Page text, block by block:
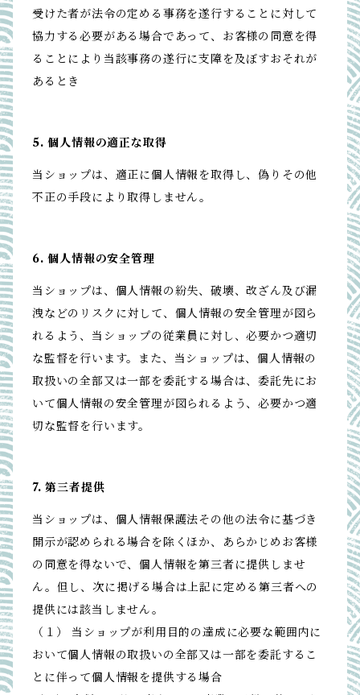
受けた者が法令の定める事務を遂行することに対して
協力する必要がある場合であって、お客様の同意を得
ることにより当該事務の遂行に支障を及ぼすおそれが
あるとき
5. 個人情報の適正な取得
当ショップは、適正に個人情報を取得し、偽りその他
不正の手段により取得しません。
6. 個人情報の安全管理
当ショップは、個人情報の紛失、破壊、改ざん及び漏
洩などのリスクに対して、個人情報の安全管理が図ら
れるよう、当ショップの従業員に対し、必要かつ適切
な監督を行います。また、当ショップは、個人情報の
取扱いの全部又は一部を委託する場合は、委託先にお
いて個人情報の安全管理が図られるよう、必要かつ適
切な監督を行います。
7. 第三者提供
当ショップは、個人情報保護法その他の法令に基づき
開示が認められる場合を除くほか、あらかじめお客様
の同意を得ないで、個人情報を第三者に提供しませ
ん。但し、次に掲げる場合は上記に定める第三者への
提供には該当しません。
（１） 当ショップが利用目的の達成に必要な範囲内に
おいて個人情報の取扱いの全部又は一部を委託するこ
とに伴って個人情報を提供する場合